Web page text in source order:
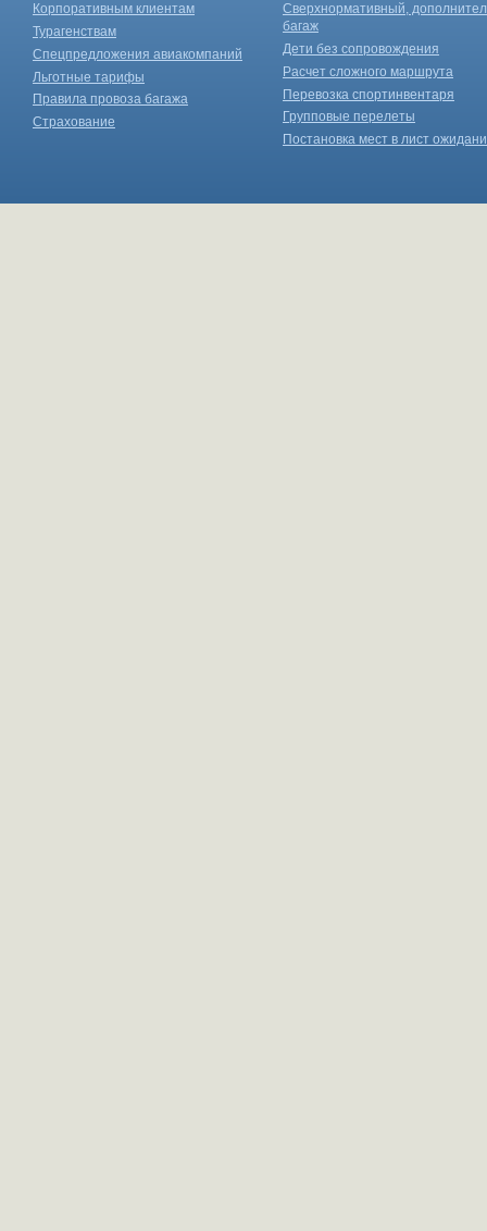
Корпоративным клиентам
Турагенствам
Спецпредложения авиакомпаний
Льготные тарифы
Правила провоза багажа
Страхование
Сверхнормативный,
багаж
Дети без сопровождения
Расчет сложного маршрута
Перевозка спортинвентаря
Групповые перелеты
Постановка мест в лист